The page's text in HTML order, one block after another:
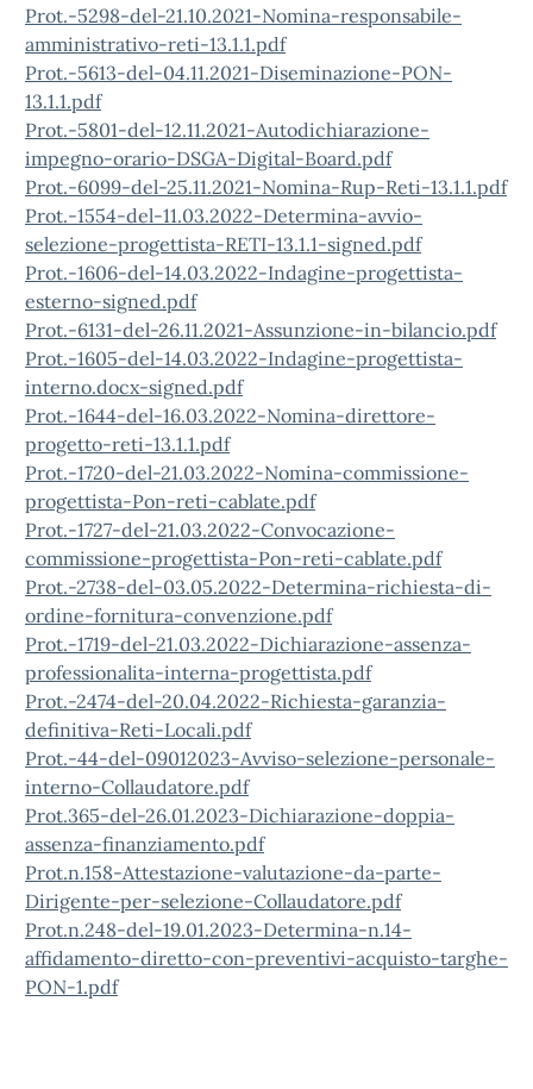
Prot.-5298-del-21.10.2021-Nomina-responsabile-
amministrativo-reti-13.1.1.pdf
Prot.-5613-del-04.11.2021-Diseminazione-PON-
13.1.1.pdf
Prot.-5801-del-12.11.2021-Autodichiarazione-
impegno-orario-DSGA-Digital-Board.pdf
Prot.-6099-del-25.11.2021-Nomina-Rup-Reti-13.1.1.pdf
Prot.-1554-del-11.03.2022-Determina-avvio-
selezione-progettista-RETI-13.1.1-signed.pdf
Prot.-1606-del-14.03.2022-Indagine-progettista-
esterno-signed.pdf
Prot.-6131-del-26.11.2021-Assunzione-in-bilancio.pdf
Prot.-1605-del-14.03.2022-Indagine-progettista-
interno.docx-signed.pdf
Prot.-1644-del-16.03.2022-Nomina-direttore-
progetto-reti-13.1.1.pdf
Prot.-1720-del-21.03.2022-Nomina-commissione-
progettista-Pon-reti-cablate.pdf
Prot.-1727-del-21.03.2022-Convocazione-
commissione-progettista-Pon-reti-cablate.pdf
Prot.-2738-del-03.05.2022-Determina-richiesta-di-
ordine-fornitura-convenzione.pdf
Prot.-1719-del-21.03.2022-Dichiarazione-assenza-
professionalita-interna-progettista.pdf
Prot.-2474-del-20.04.2022-Richiesta-garanzia-
definitiva-Reti-Locali.pdf
Prot.-44-del-09012023-Avviso-selezione-personale-
interno-Collaudatore.pdf
Prot.365-del-26.01.2023-Dichiarazione-doppia-
assenza-finanziamento.pdf
Prot.n.158-Attestazione-valutazione-da-parte-
Dirigente-per-selezione-Collaudatore.pdf
Prot.n.248-del-19.01.2023-Determina-n.14-
affidamento-diretto-con-preventivi-acquisto-targhe-
PON-1.pdf